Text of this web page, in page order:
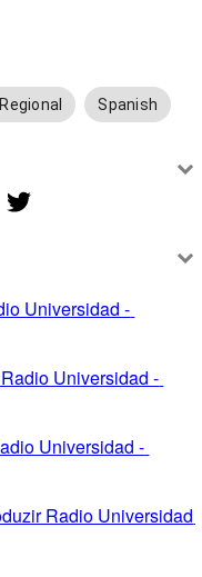
Spanish
Universidad -
Universidad -
Universidad -
Radio Universidad